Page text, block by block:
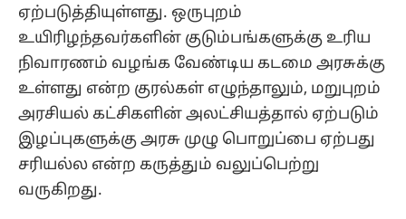
ஏற்படுத்தியுள்ளது. ஒருபுறம்
உயிரிழந்தவர்களின் குடும்பங்களுக்கு உரிய
நிவாரணம் வழங்க வேண்டிய கடமை அரசுக்கு
உள்ளது என்ற குரல்கள் எழுந்தாலும், மறுபுறம்
அரசியல் கட்சிகளின் அலட்சியத்தால் ஏற்படும்
இழப்புகளுக்கு அரசு முழு பொறுப்பை ஏற்பது
சரியல்ல என்ற கருத்தும் வலுப்பெற்று
வருகிறது.